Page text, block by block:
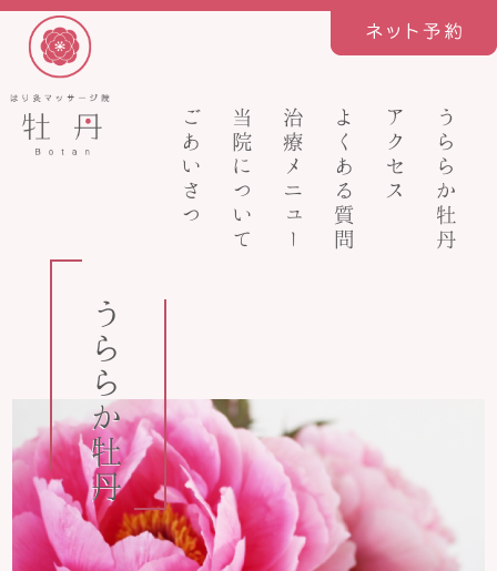
ごあいさつ 当院について 治療メニュー よくある質問 アクセス うららか牡丹
うららか牡丹